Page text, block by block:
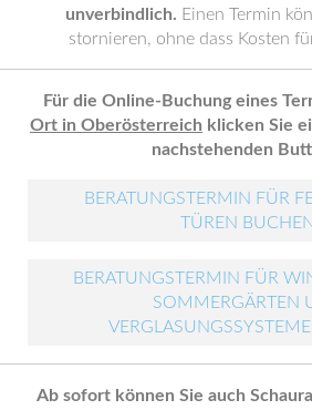
unverbindlich. Einen Termin
stornieren, ohne dass Kosten
Für die Online-Buchung eines
Ort in Oberösterreich klicken Sie
nachstehenden
BERATUNGSTERMIN FÜR
TÜREN BUCHEN
BERATUNGSTERMIN FÜR
SOMMERGÄRTEN
Ab sofort können Sie auch